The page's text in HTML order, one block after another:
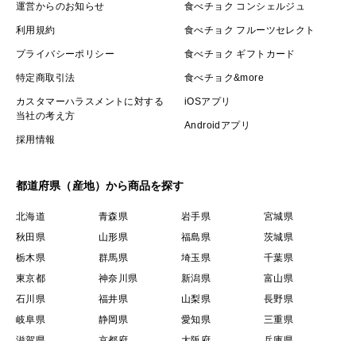
運営からのお知らせ
利用規約
プライバシーポリシー
特定商取引法
カスタマーハラスメントに対する
当社の考え方
採用情報
食べチョク コンシェルジュ
食べチョク フルーツセレクト
食べチョク ギフトカード
食べチョク&more
iOSアプリ
Androidアプリ
都道府県（産地）から商品を探す
北海道 青森県 岩手県
宮城県
秋田県
山形県 福島県
茨城県
栃木県
群馬県 埼玉県
千葉県
東京都
神奈川県 新潟県
富山県
石川県
福井県 山梨県
長野県
岐阜県
静岡県 愛知県
三重県